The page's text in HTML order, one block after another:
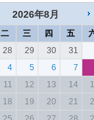
2026年8月
二 三 四 五
28 29 30 31
4 5 6 7
11 12 13 14
18 19 20 21